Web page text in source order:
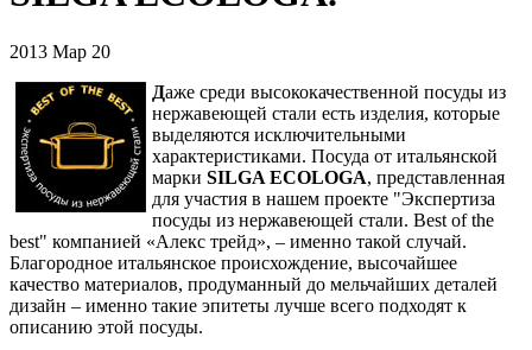
2013 Мар 20
Даже среди высококачественной посуды из
нержавеющей стали есть изделия, которые
выделяются исключительными
характеристиками. Посуда от итальянской
марки SILGA ECOLOGA, представленная
для участия в нашем проекте "Экспертиза
посуды из нержавеющей стали. Best of the
best" компанией «Алекс трейд», – именно такой случай.
Благородное итальянское происхождение, высочайшее
качество материалов, продуманный до мельчайших деталей
дизайн – именно такие эпитеты лучше всего подходят к
описанию этой посуды.